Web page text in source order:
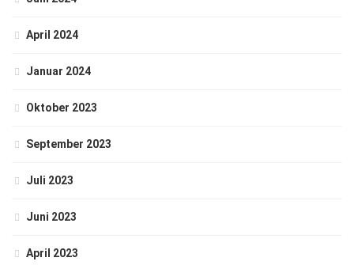
April 2024
Januar 2024
Oktober 2023
September 2023
Juli 2023
Juni 2023
April 2023